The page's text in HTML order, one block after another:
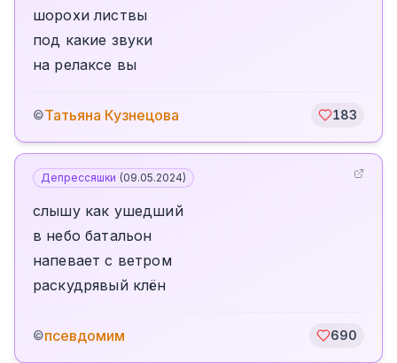
шорохи листвы
под какие звуки
на релаксе вы
©Татьяна Кузнецова 183
Депрессяшки (09.05.2024)
слышу как ушедший
в небо батальон
напевает с ветром
раскудрявый клён
©псевдомим 690